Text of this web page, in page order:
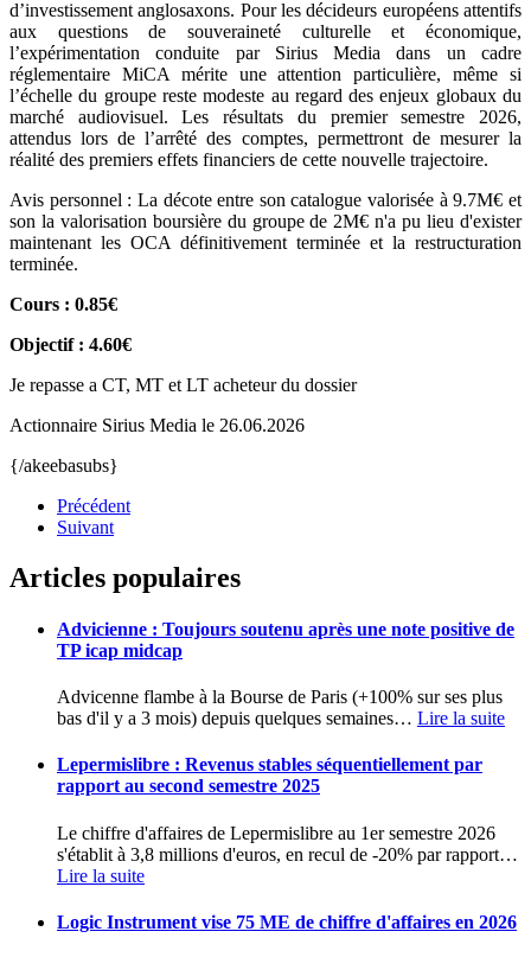
d’investissement anglosaxons. Pour les décideurs européens attentifs
aux questions de souveraineté culturelle et économique,
l’expérimentation conduite par Sirius Media dans un cadre
réglementaire MiCA mérite une attention particulière, même si
l’échelle du groupe reste modeste au regard des enjeux globaux du
marché audiovisuel. Les résultats du premier semestre 2026,
attendus lors de l’arrêté des comptes, permettront de mesurer la
réalité des premiers effets financiers de cette nouvelle trajectoire.
Avis personnel : La décote entre son catalogue valorisée à 9.7M€ et
son la valorisation boursière du groupe de 2M€ n'a pu lieu d'exister
maintenant les OCA définitivement terminée et la restructuration
terminée.
Cours : 0.85€
Objectif : 4.60€
Je repasse a CT, MT et LT acheteur du dossier
Actionnaire Sirius Media le 26.06.2026
{/akeebasubs}
Précédent
Suivant
Articles populaires
Advicienne : Toujours soutenu après une note positive de
TP icap midcap
Advicenne flambe à la Bourse de Paris (+100% sur ses plus
bas d'il y a 3 mois) depuis quelques semaines… Lire la suite
Lepermislibre : Revenus stables séquentiellement par
rapport au second semestre 2025
Le chiffre d'affaires de Lepermislibre au 1er semestre 2026
s'établit à 3,8 millions d'euros, en recul de -20% par rapport…
Lire la suite
Logic Instrument vise 75 ME de chiffre d'affaires en 2026